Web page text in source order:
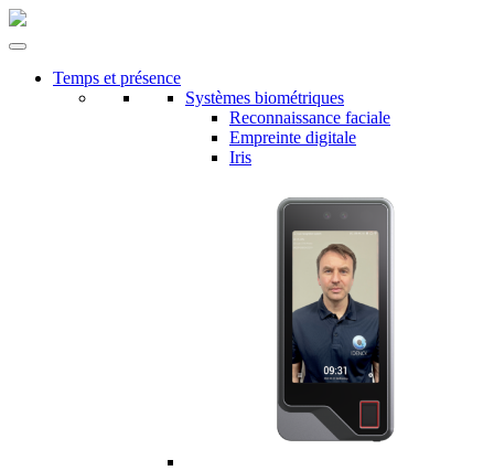
Temps et présence
Systèmes biométriques
Reconnaissance faciale
Empreinte digitale
Iris